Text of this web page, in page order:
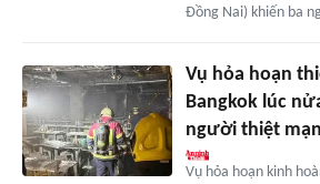
Đồng Nai) khiến ba
Vụ hỏa hoạn
Bangkok lúc
người thiệt
Vụ hỏa hoạn kinh